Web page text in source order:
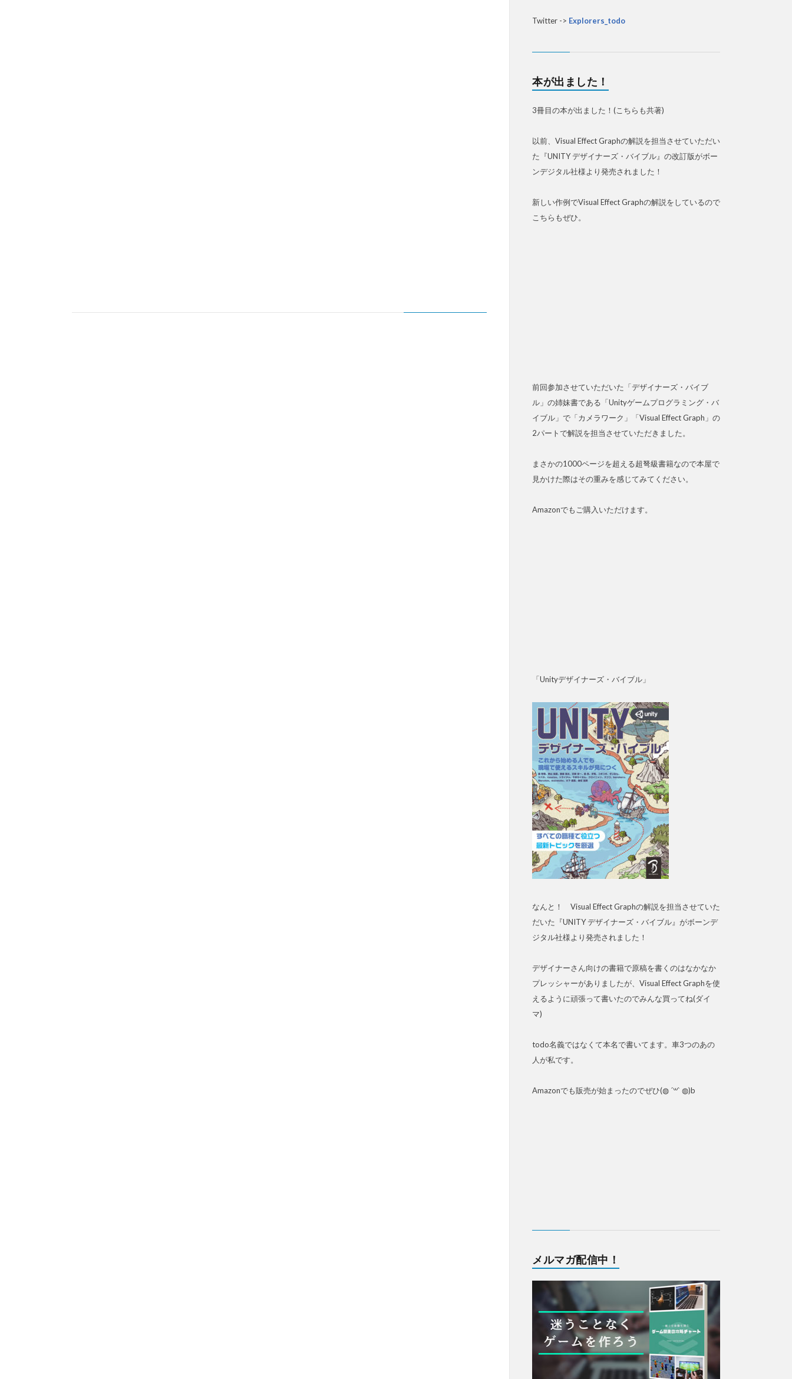
Twitter -> Explorers_todo
本が出ました！
3冊目の本が出ました！(こちらも共著)
以前、Visual Effect Graphの解説を担当させていただい
た『UNITY デザイナーズ・バイブル』の改訂版がボー
ンデジタル社様より発売されました！
新しい作例でVisual Effect Graphの解説をしているので
こちらもぜひ。
前回参加させていただいた「デザイナーズ・バイブ
ル」の姉妹書である「Unityゲームプログラミング・バ
イブル」で「カメラワーク」「Visual Effect Graph」の
2パートで解説を担当させていただきました。
まさかの1000ページを超える超弩級書籍なので本屋で
見かけた際はその重みを感じてみてください。
Amazonでもご購入いただけます。
「Unityデザイナーズ・バイブル」
なんと！ Visual Effect Graphの解説を担当させていた
だいた『UNITY デザイナーズ・バイブル』がボーンデ
ジタル社様より発売されました！
デザイナーさん向けの書籍で原稿を書くのはなかなか
プレッシャーがありましたが、Visual Effect Graphを使
えるように頑張って書いたのでみんな買ってね(ダイ
マ)
todo名義ではなくて本名で書いてます。車3つのあの
人が私です。
Amazonでも販売が始まったのでぜひ(◍ ´꒳` ◍)b
メルマガ配信中！